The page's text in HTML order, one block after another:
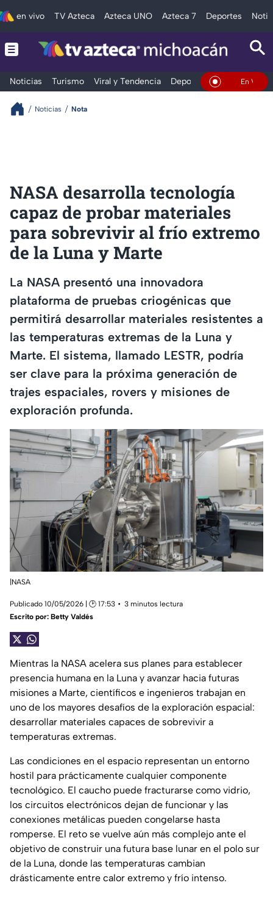
en vivo TV Azteca Azteca UNO Azteca 7 Deportes
Noticias Turismo Viral y Tendencia Deportes Espectáculos
En Vivo
Noticias Nota
NASA desarrolla tecnología
capaz de probar materiales
para sobrevivir al frío extremo
de la Luna y Marte
La NASA presentó una innovadora
plataforma de pruebas criogénicas que
permitirá desarrollar materiales resistentes a
las temperaturas extremas de la Luna y
Marte. El sistema, llamado LESTR, podría
ser clave para la próxima generación de
trajes espaciales, rovers y misiones de
exploración profunda.
|NASA
Publicado 10/05/2026 | 🕑 17:53
3 minutos lectura
Escrito por: Betty Valdés
Mientras la NASA acelera sus planes para establecer
presencia humana en la Luna y avanzar hacia futuras
misiones a Marte, científicos e ingenieros trabajan en
uno de los mayores desafíos de la exploración espacial:
desarrollar materiales capaces de sobrevivir a
temperaturas extremas.
Las condiciones en el espacio representan un entorno
hostil para prácticamente cualquier componente
tecnológico. El caucho puede fracturarse como vidrio,
los circuitos electrónicos dejan de funcionar y las
conexiones metálicas pueden congelarse hasta
romperse. El reto se vuelve aún más complejo ante el
objetivo de construir una futura base lunar en el polo sur
de la Luna, donde las temperaturas cambian
drásticamente entre calor extremo y frío intenso.